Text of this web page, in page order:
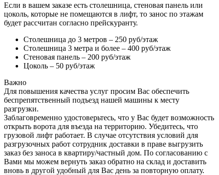
Если в вашем заказе есть столешница, стеновая панель или
цоколь, которые не помещаются в лифт, то занос по этажам
будет рассчитан согласно прейскуранту.
Столешница до 3 метров – 250 руб/этаж
Столешница 3 метра и более – 400 руб/этаж
Стеновая панель – 200 руб/этаж
Цоколь – 50 руб/этаж
Важно
Для повышения качества услуг просим Вас обеспечить
беспрепятственный подъезд нашей машины к месту
разгрузки.
Заблаговременно удостоверьтесь, что у Вас будет возможность
открыть ворота для въезда на территорию. Убедитесь, что
грузовой лифт работает. В случае отсутствия условий для
разгрузочных работ сотрудник доставки в праве выгрузить
заказ без заноса в квартиру/частный дом. По согласованию с
Вами мы можем вернуть заказ обратно на склад и доставить
вновь в другой удобный для Вас день за повторную оплату.